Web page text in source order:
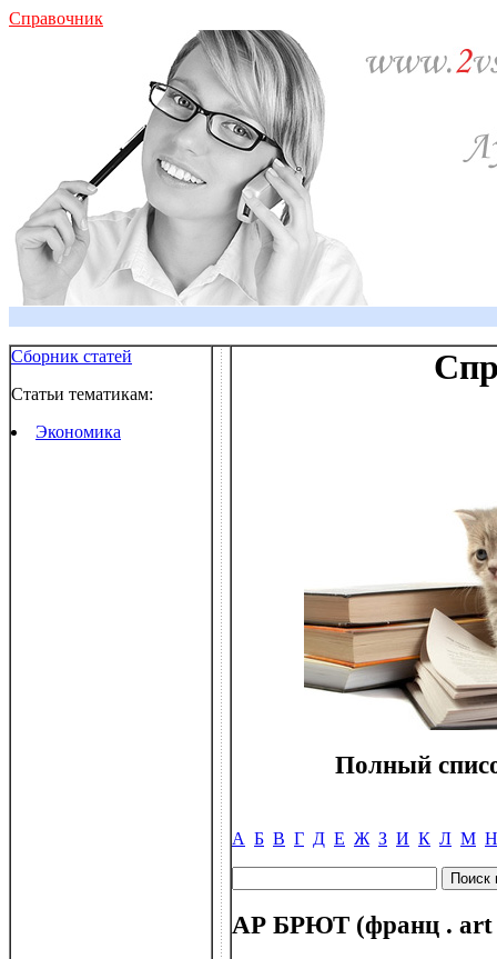
Справочник
Сборник статей
Статьи тематикам:
Экономика
Полный
А Б В Г Д Е Ж З И К Л М Н
АР БРЮТ (франц . art